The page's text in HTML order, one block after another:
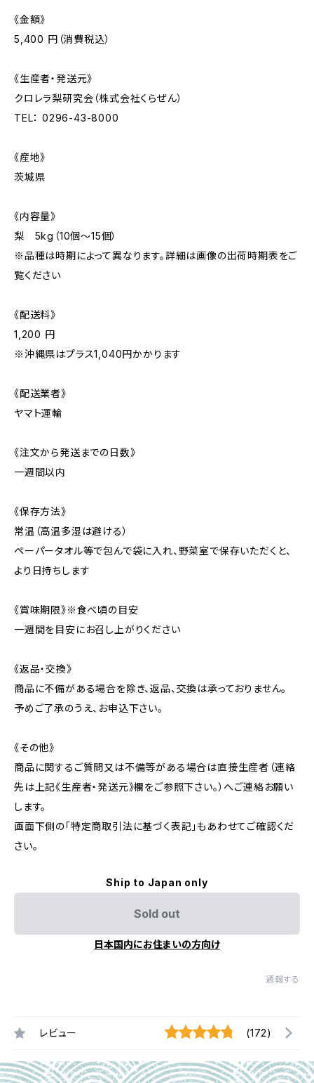
《金額》
5,400 円（消費税込）
《生産者・発送元》
クロレラ梨研究会（株式会社くらぜん）
TEL： 0296-43-8000
《産地》
茨城県
《内容量》
梨 5kg（10個〜15個）
※品種は時期によって異なります。詳細は画像の出荷時期表をご
覧ください
《配送料》
1,200 円
※沖縄県はプラス1,040円かかります
《配送業者》
ヤマト運輸
《注文から発送までの日数》
一週間以内
《保存方法》
常温（高温多湿は避ける）
ペーパータオル等で包んで袋に入れ、野菜室で保存いただくと、
より日持ちします
《賞味期限》※食べ頃の目安
一週間を目安にお召し上がりください
《返品・交換》
商品に不備がある場合を除き、返品、交換は承っておりません。
予めご了承のうえ、お申込下さい。
《その他》
商品に関するご質問又は不備等がある場合は直接生産者（連絡
先は上記《生産者・発送元》欄をご参照下さい。）へご連絡お願い
します。
画面下側の「特定商取引法に基づく表記」もあわせてご確認くだ
さい。
Ship to Japan only
Sold out
日本国内にお住まいの方向け
通報する
レビュー (172)